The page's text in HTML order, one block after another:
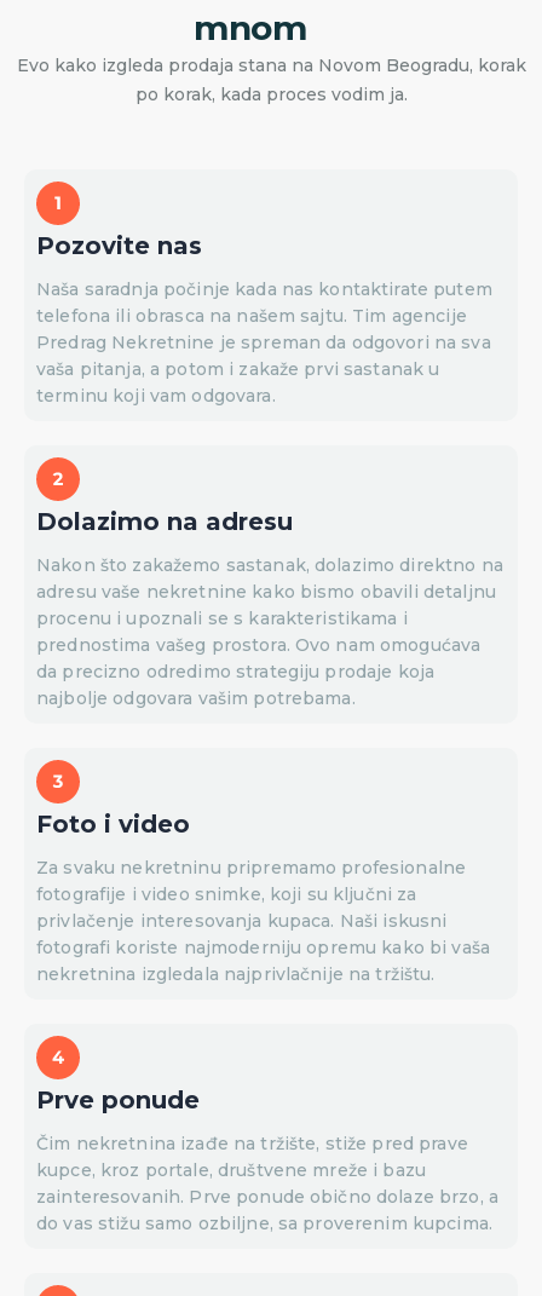
mnom
Evo kako izgleda prodaja stana na Novom Beogradu, korak
po korak, kada proces vodim ja.
Pozovite nas
Naša saradnja počinje kada nas kontaktirate putem
telefona ili obrasca na našem sajtu. Tim agencije
Predrag Nekretnine je spreman da odgovori na sva
vaša pitanja, a potom i zakaže prvi sastanak u
terminu koji vam odgovara.
Dolazimo na adresu
Nakon što zakažemo sastanak, dolazimo direktno na
adresu vaše nekretnine kako bismo obavili detaljnu
procenu i upoznali se s karakteristikama i
prednostima vašeg prostora. Ovo nam omogućava
da precizno odredimo strategiju prodaje koja
najbolje odgovara vašim potrebama.
Foto i video
Za svaku nekretninu pripremamo profesionalne
fotografije i video snimke, koji su ključni za
privlačenje interesovanja kupaca. Naši iskusni
fotografi koriste najmoderniju opremu kako bi vaša
nekretnina izgledala najprivlačnije na tržištu.
Prve ponude
Čim nekretnina izađe na tržište, stiže pred prave
kupce, kroz portale, društvene mreže i bazu
zainteresovanih. Prve ponude obično dolaze brzo, a
do vas stižu samo ozbiljne, sa proverenim kupcima.